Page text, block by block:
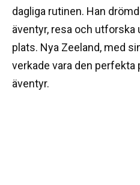
dagliga rutinen. Han
äventyr, resa och utforska
plats. Nya Zeeland, med
verkade vara den
äventyr.